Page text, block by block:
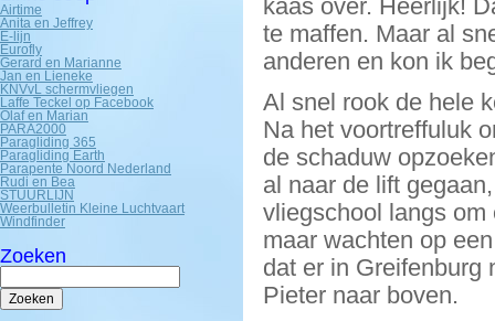
Airtime
Anita en Jeffrey
E-lijn
Eurofly
Gerard en Marianne
Jan en Lieneke
KNVvL schermvliegen
Laffe Teckel op Facebook
Olaf en Marian
PARA2000
Paragliding 365
Paragliding Earth
Parapente Noord Nederland
Rudi en Bea
STUURLIJN
Weerbulletin Kleine Luchtvaart
Windfinder
Zoeken
Zoeken
naar:
kaas over. Heerlijk!
te maffen. Maar al
anderen en kon ik
Al snel rook de hele
Na het voortreffuluk
de schaduw
al naar de lift
vliegschool langs
maar wachten op
dat er in Greifenburg
Pieter naar boven.